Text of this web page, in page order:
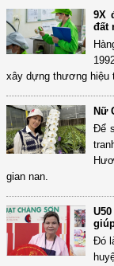
9X
đất
xây dựng thương hiệu
Nữ
Để
gian nan.
Đó